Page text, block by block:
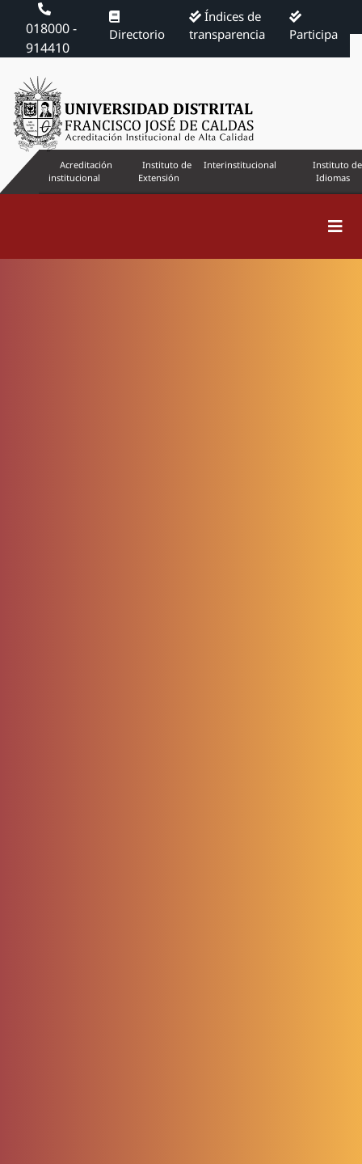
018000 -
914410
Directorio
Índices de
transparencia
Participa
Acreditación
institucional
Instituto de
Extensión
Interinstitucional
Instituto de
Idiomas